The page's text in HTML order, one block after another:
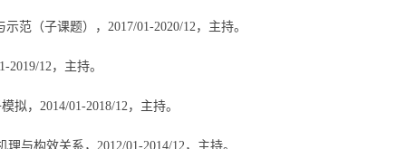
范（子课题）， 2017/01-2020/12，主持。
2019/12，主持。
拟， 2014/01-2018/12，主持。
与构效关系， 2012/01-2014/12 ，主持。